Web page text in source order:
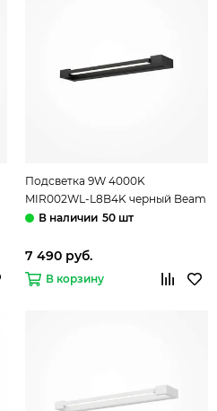
Подсветка 9W 4000K
MIR002WL-L8B4K черный Beam
Mirror Maytoni50 шт
7 490 руб.
В корзину